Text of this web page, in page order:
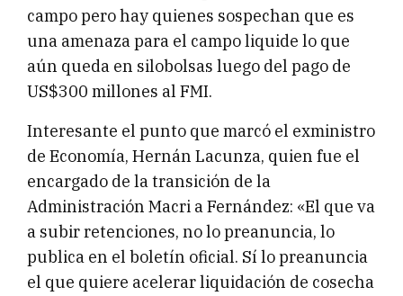
campo pero hay quienes sospechan que es
una amenaza para el campo liquide lo que
aún queda en silobolsas luego del pago de
US$300 millones al FMI.
Interesante el punto que marcó el exministro
de Economía, Hernán Lacunza, quien fue el
encargado de la transición de la
Administración Macri a Fernández: «El que va
a subir retenciones, no lo preanuncia, lo
publica en el boletín oficial. Sí lo preanuncia
el que quiere acelerar liquidación de cosecha